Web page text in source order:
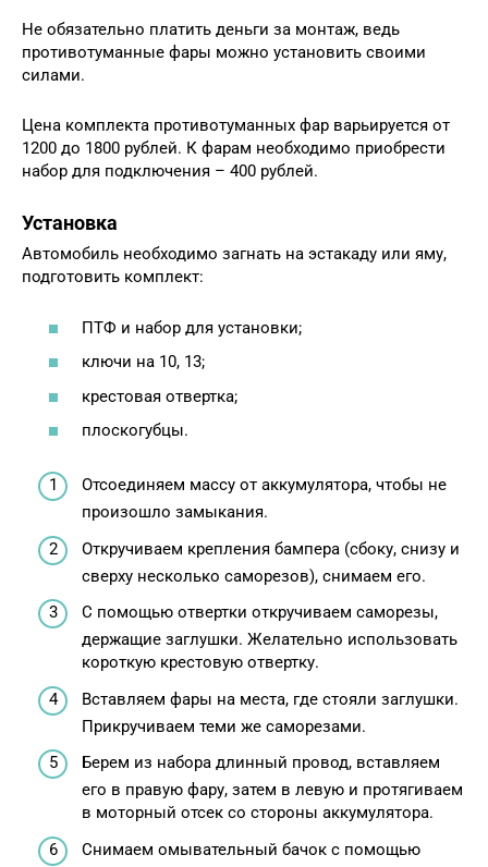
Не обязательно платить деньги за монтаж, ведь
противотуманные фары можно установить своими
силами.
Цена комплекта противотуманных фар варьируется от
1200 до 1800 рублей. К фарам необходимо приобрести
набор для подключения – 400 рублей.
Установка
Автомобиль необходимо загнать на эстакаду или яму,
подготовить комплект:
ПТФ и набор для установки;
ключи на 10, 13;
крестовая отвертка;
плоскогубцы.
Отсоединяем массу от аккумулятора, чтобы не
произошло замыкания.
Откручиваем крепления бампера (сбоку, снизу и
сверху несколько саморезов), снимаем его.
С помощью отвертки откручиваем саморезы,
держащие заглушки. Желательно использовать
короткую крестовую отвертку.
Вставляем фары на места, где стояли заглушки.
Прикручиваем теми же саморезами.
Берем из набора длинный провод, вставляем
его в правую фару, затем в левую и протягиваем
в моторный отсек со стороны аккумулятора.
Снимаем омывательный бачок с помощью